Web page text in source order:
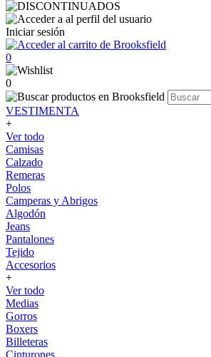
Iniciar sesión
0
0
VESTIMENTA
+
Ver todo
Camisas
Calzado
Remeras
Polos
Camperas y Abrigos
Algodón
Jeans
Pantalones
Tejido
Accesorios
+
Ver todo
Medias
Gorros
Boxers
Billeteras
Cinturones